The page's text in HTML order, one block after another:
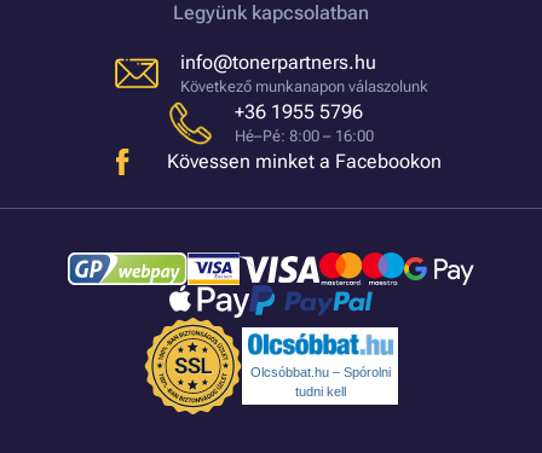
Legyünk kapcsolatban
info@tonerpartners.hu
Következő munkanapon válaszolunk
+36 1955 5796
Hé–Pé: 8:00 – 16:00
Kövessen minket a Facebookon
Olcsóbbat.hu – Spórolni
tudni kell